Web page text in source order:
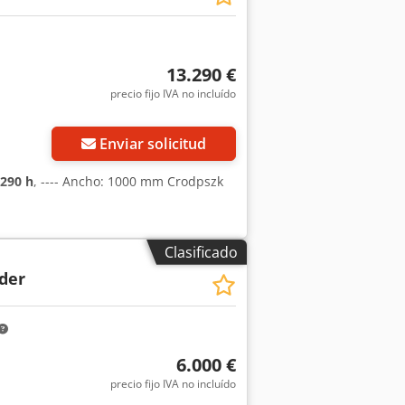
en la cuchara ==> pala 6 en 1 ==>
pesadas Kit de líneas
requiere verificación Cazo de
de retrofit de 0,18 m³ y 60 cm con
con dientes y cortadores laterales –
pasador por pala) Sin
primero), válida
13.290 €
precio fijo IVA no incluído
Enviar solicitud
290 h, ---- Ancho: 1000 mm Crodpszk
Clasificado
6.000 €
precio fijo IVA no incluído